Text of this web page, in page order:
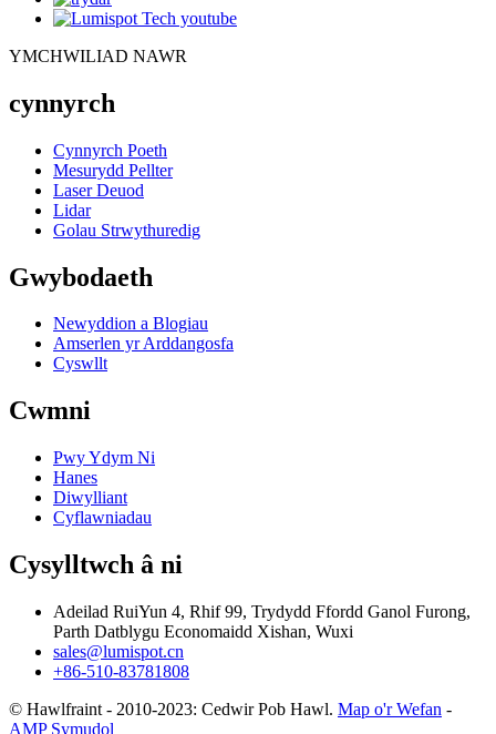
YMCHWILIAD NAWR
cynnyrch
Cynnyrch Poeth
Mesurydd Pellter
Laser Deuod
Lidar
Golau Strwythuredig
Gwybodaeth
Newyddion a Blogiau
Amserlen yr Arddangosfa
Cyswllt
Cwmni
Pwy Ydym Ni
Hanes
Diwylliant
Cyflawniadau
Cysylltwch â ni
Adeilad RuiYun 4, Rhif 99, Trydydd Ffordd Ganol Furong,
Parth Datblygu Economaidd Xishan, Wuxi
sales@lumispot.cn
+86-510-83781808
© Hawlfraint - 2010-2023: Cedwir Pob Hawl. Map o'r Wefan -
AMP Symudol